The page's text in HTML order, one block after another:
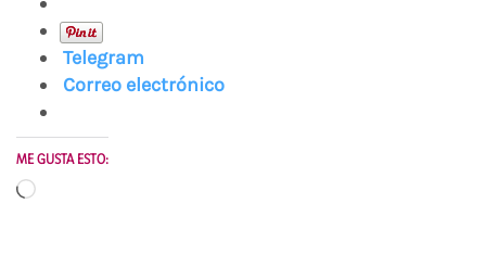
Telegram
Correo electrónico
ME GUSTA ESTO:
Cargando...